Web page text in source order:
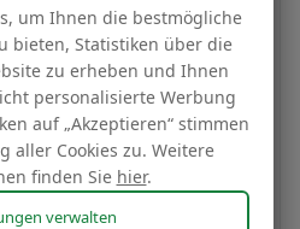
Nummer in unser
sie zu unseren
um Ihnen die bestmögliche
bieten, Statistiken über die
zu erheben und Ihnen
personalisierte Werbung
auf „Akzeptieren“ stimmen
aller Cookies zu. Weitere
finden Sie hier.
verwalten